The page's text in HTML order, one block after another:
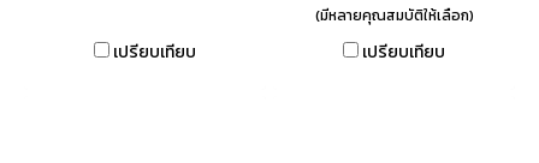
ของคุณจึงง่ายขึ้น
เปรียบเทียบ
ความต้องการได้อย่างดี ไดร์เป่า
(มีหลายคุณสมบัติให้เลือก)
เปรียบเทียบ